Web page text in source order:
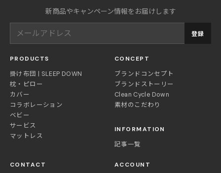
新商品やキャンペーン情報をお届けします
登録
PRODUCTS
掛け布団 | SLEEP DOWN
枕・ピロー
カバー
コラボレーション
ベビー
サービス
マットレス
CONCEPT
ブランドコンセプト
ブランドストーリー
Clean Cycle Down
素材のこだわり
INFORMATION
記事一覧
CONTACT ACCOUNT